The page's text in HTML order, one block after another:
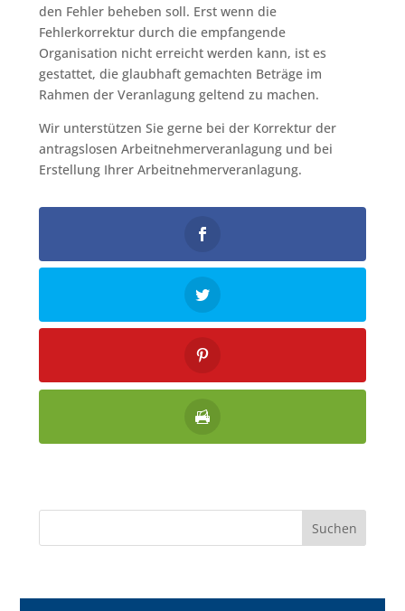
den Fehler beheben soll. Erst wenn die
Fehlerkorrektur durch die empfangende
Organisation nicht erreicht werden kann, ist es
gestattet, die glaubhaft gemachten Beträge im
Rahmen der Veranlagung geltend zu machen.
Wir unterstützen Sie gerne bei der Korrektur der
antragslosen Arbeitnehmerveranlagung und bei
Erstellung Ihrer Arbeitnehmerveranlagung.